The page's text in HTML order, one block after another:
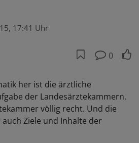
17:41 Uhr
0
her ist die ärztliche
der Landesärztekammern.
völlig recht. Und die
Ziele und Inhalte der